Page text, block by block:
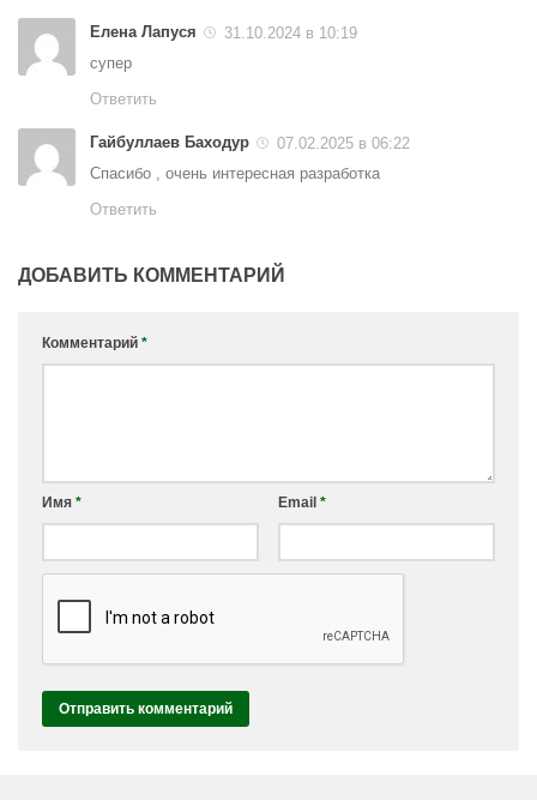
Елена Лапуся
31.10.2024 в 10:19
супер
Ответить
Гайбуллаев Баходур
07.02.2025 в 06:22
Спасибо , очень интересная разработка
Ответить
ДОБАВИТЬ КОММЕНТАРИЙ
Комментарий *
Имя * Email *